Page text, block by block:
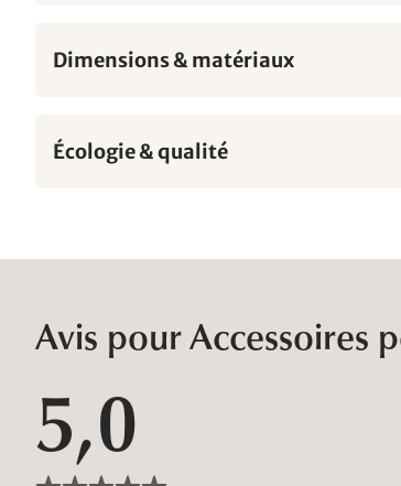
Dimensions & matériaux
Écologie & qualité
Avis pour Accessoires
5,0